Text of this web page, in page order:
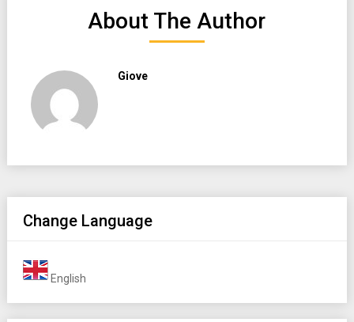
About The Author
Giove
Change Language
English